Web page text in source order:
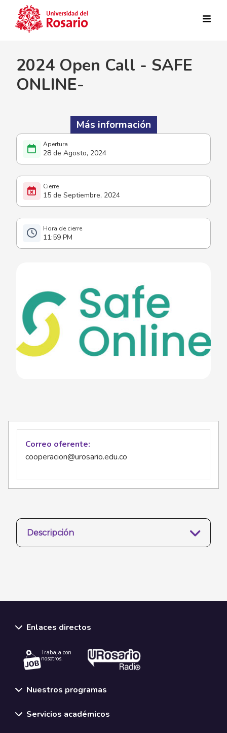
28 de Agosto, 2024
15 de Septiembre, 2024
11:59 PM
2024 Open Call - SAFE
ONLINE-
Más información
Correo oferente
cooperacion@urosario.edu.co
Descripción
Enlaces directos
Trabaja con
nosotros.
Nuestros programas
Servicios académicos